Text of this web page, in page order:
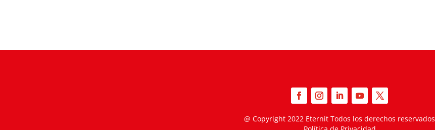
@ Copyright 2022 Eternit Todos los derechos reservados